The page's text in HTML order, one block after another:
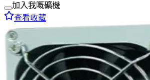
加入我嘅礦機
查看收藏